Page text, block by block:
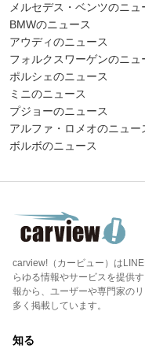
メルセデス・ベンツのニュ
BMWのニュース
アウディのニュース
フォルクスワーゲンのニュ
ポルシェのニュース
ミニのニュース
プジョーのニュース
アルファ・ロメオのニュー
ボルボのニュース
carview!（カービュー）は
らゆる情報やサービスを提供
報から、ユーザーや専門家の
多く掲載しています。
知る